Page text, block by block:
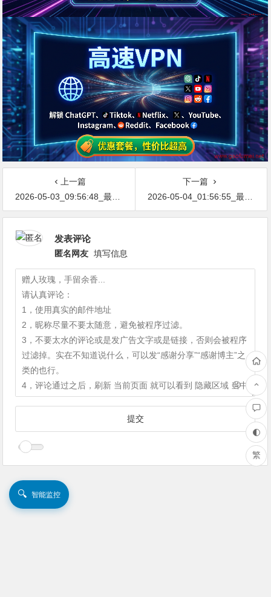
上一篇
2026-05-03_09:56:48_最新网络节点地址免费分享…不定期更新…开放免费分享（网络免费节点香港|日本|韩国|新加坡|台湾|马来西亚|…
下一篇
2026-05-04_01:56:55_最新网络节点地址免费分享…不定期更新…开放免费分享（网络免费节点香港|日本|韩国|新加坡|台湾|马来西亚|…
发表评论
匿名网友 填写信息
繁
🔍 智能监控